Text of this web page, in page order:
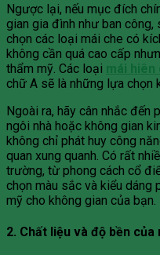
Ngược lại, nếu mục đích
gian gia đình như ban
chọn các loại mái che có
không cần quá cao cấp
thẩm mỹ. Các loại mái hiên
chữ A sẽ là những lựa chọn
Ngoài ra, hãy cân nhắc đến
ngôi nhà hoặc không gian
không chỉ phát huy công
quan xung quanh. Có rất
trường, từ phong cách cổ
chọn màu sắc và kiểu dáng
mỹ cho không gian của bạn.
2. Chất liệu và độ bền của